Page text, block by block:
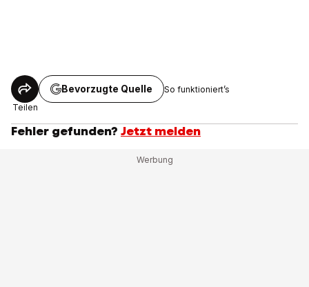
Teilen
Bevorzugte Quelle So funktioniert’s
Fehler gefunden? Jetzt melden